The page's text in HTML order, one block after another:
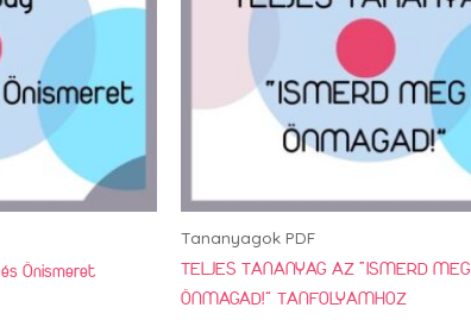
Önismeret
Tananyagok PDF
TELJES TANANYAG AZ “ISMERD MEG
ÖNMAGAD!” TANFOLYAMHOZ